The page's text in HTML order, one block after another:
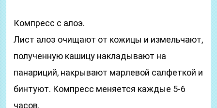
Компресс с алоэ.
Лист алоэ очищают от кожицы и измельчают,
полученную кашицу накладывают на
панариций, накрывают марлевой салфеткой и
бинтуют. Компресс меняется каждые 5-6
часов.